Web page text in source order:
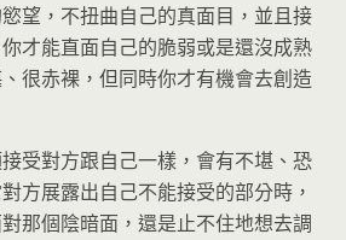
慾望，不扭曲自己的真面目，並且接
才能直面自己的脆弱或是還沒成熟
很赤裸，但同時你才有機會去創造
受對方跟自己一樣，會有不堪、恐
方展露出自己不能接受的部分時，
那個陰暗面，還是止不住地想去調